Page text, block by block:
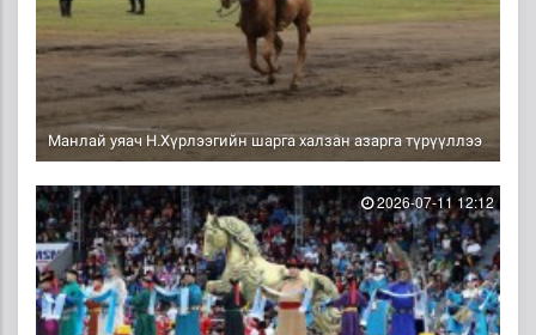
Манлай уяач Н.Хүрлээгийн шарга халзан азарга түрүүллээ
2026-07-11 12:12